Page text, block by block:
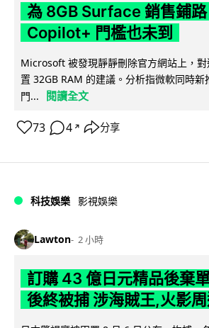
為 8GB Surface 銷售鋪
Copilot+ 門檻也未到
Microsoft 被發現靜靜刪除官方網站上，
置 32GB RAM 的建議。分析指微軟同時新
門...
閱讀全文
73 4 ↗ 分享
科技娛樂 影視娛樂
Lawton 2 小時
訂購 43 億日元精品後棄
後終被捕 涉海賊王,火影